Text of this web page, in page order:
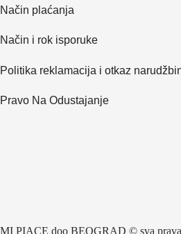
Način plaćanja
Način i rok isporuke
Politika reklamacija i otkaz
Pravo Na Odustajanje
MI PIACE doo BEOGRAD © sva prava